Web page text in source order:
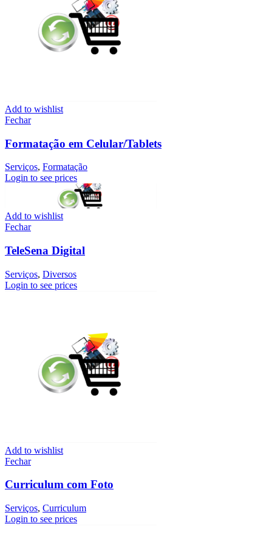
Add to wishlist
Fechar
Formatação em Celular/Tablets
Serviços, Formatação
Login to see prices
Add to wishlist
Fechar
TeleSena Digital
Serviços, Diversos
Login to see prices
Add to wishlist
Fechar
Curriculum com Foto
Serviços, Curriculum
Login to see prices